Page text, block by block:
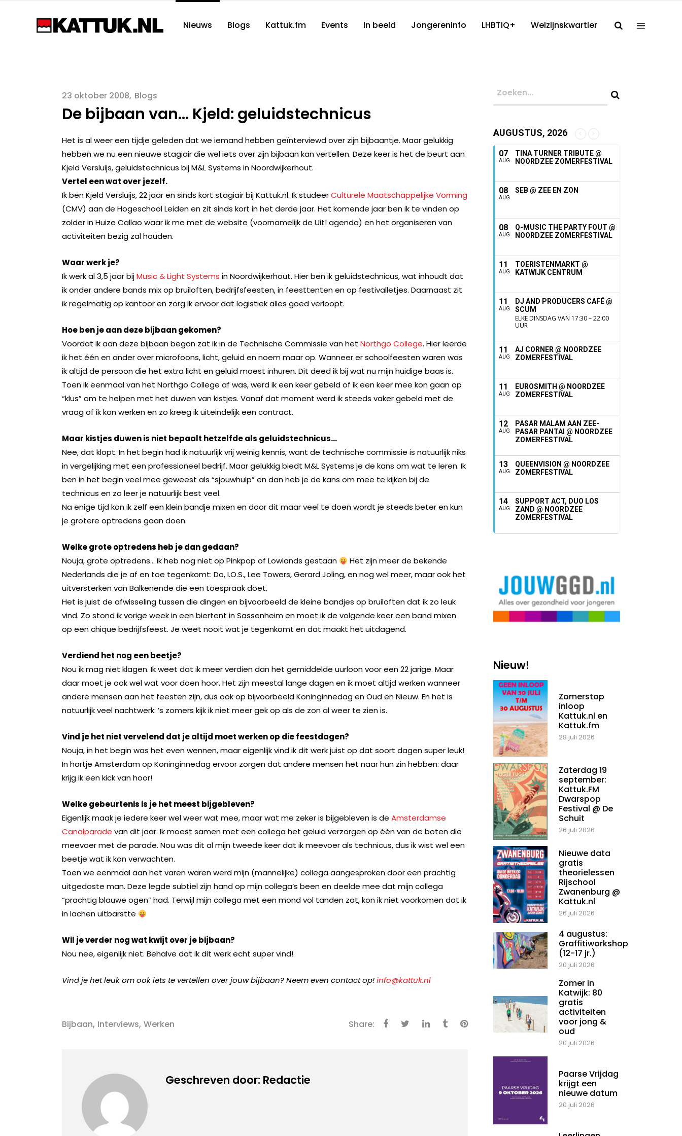
Nieuws Blogs Kattuk.fm Events In beeld Jongereninfo LHBTIQ+ Welzijnskwartier
23 oktober 2008 Blogs
De bijbaan van… Kjeld: geluidstechnicus
Het is al weer een tijdje geleden dat we iemand hebben geïnterviewd over zijn bijbaantje. Maar gelukkig
hebben we nu een nieuwe stagiair die wel iets over zijn bijbaan kan vertellen. Deze keer is het de beurt aan
Kjeld Versluijs, geluidstechnicus bij M&L Systems in Noordwijkerhout.
Vertel een wat over jezelf.
Ik ben Kjeld Versluijs, 22 jaar en sinds kort stagiair bij Kattuk.nl. Ik studeerCulturele Maatschappelijke Vorming
(CMV) aan de Hogeschool Leiden en zit sinds kort in het derde jaar. Het komende jaar ben ik te vinden op
zolder in Huize Callao waar ik me met de website (voornamelijk de Uit! agenda) en het organiseren van
activiteiten bezig zal houden.
Waar werk je?
Ik werk al 3,5 jaar bijMusic & Light Systems in Noordwijkerhout. Hier ben ik geluidstechnicus, wat inhoudt dat
ik onder andere bands mix op bruiloften, bedrijfsfeesten, in feesttenten en op festivalletjes. Daarnaast zit
ik regelmatig op kantoor en zorg ik ervoor dat logistiek alles goed verloopt.
Hoe ben je aan deze bijbaan gekomen?
Voordat ik aan deze bijbaan begon zat ik in de Technische Commissie van het Northgo College. Hier leerde
ik het één en ander over microfoons, licht, geluid en noem maar op. Wanneer er schoolfeesten waren was
ik altijd de persoon die het extra licht en geluid moest inhuren. Dit deed ik bij wat nu mijn huidige baas is.
Toen ik eenmaal van het Northgo College af was, werd ik een keer gebeld of ik een keer mee kon gaan op
“klus” om te helpen met het duwen van kistjes. Vanaf dat moment werd ik steeds vaker gebeld met de
vraag of ik kon werken en zo kreeg ik uiteindelijk een contract.
Maar kistjes duwen is niet bepaalt hetzelfde als geluidstechnicus…
Nee, dat klopt. In het begin had ik natuurlijk vrij weinig kennis, want de technische commissie is natuurlijk niks
in vergelijking met een professioneel bedrijf. Maar gelukkig biedt M&L Systems je de kans om wat te leren. Ik
ben in het begin veel mee geweest als “sjouwhulp” en dan heb je de kans om mee te kijken bij de
technicus en zo leer je natuurlijk best veel.
Na enige tijd kon ik zelf een klein bandje mixen en door dit maar veel te doen wordt je steeds beter en kun
je grotere optredens gaan doen.
Welke grote optredens heb je dan gedaan?
Nouja, grote optredens… Ik heb nog niet op Pinkpop of Lowlands gestaan
Het zijn meer de bekende
Nederlands die je af en toe tegenkomt: Do, I.O.S., Lee Towers, Gerard Joling, en nog wel meer, maar ook het
uitversterken van Balkenende die een toespraak doet.
Het is juist de afwisseling tussen die dingen en bijvoorbeeld de kleine bandjes op bruiloften dat ik zo leuk
vind. Zo stond ik vorige week in een biertent in Sassenheim en moet ik de volgende keer een band mixen
op een chique bedrijfsfeest. Je weet nooit wat je tegenkomt en dat maakt het uitdagend.
Verdiend het nog een beetje?
Nou ik mag niet klagen. Ik weet dat ik meer verdien dan het gemiddelde uurloon voor een 22 jarige. Maar
daar moet je ook wel wat voor doen hoor. Het zijn meestal lange dagen en ik moet altijd werken wanneer
andere mensen aan het feesten zijn, dus ook op bijvoorbeeld Koninginnedag en Oud en Nieuw. En het is
natuurlijk veel nachtwerk: ’s zomers kijk ik niet meer gek op als de zon al weer te zien is.
Vind je het niet vervelend dat je altijd moet werken op die feestdagen?
Nouja, in het begin was het even wennen, maar eigenlijk vind ik dit werk juist op dat soort dagen super leuk!
In hartje Amsterdam op Koninginnedag ervoor zorgen dat andere mensen het naar hun zin hebben: daar
krijg ik een kick van hoor!
Welke gebeurtenis is je het meest bijgebleven?
Eigenlijk maak je iedere keer wel weer wat mee, maar wat me zeker is bijgebleven is de Amsterdamse
Canalparade van dit jaar. Ik moest samen met een collega het geluid verzorgen op één van de boten die
meevoer met de parade. Nou was dit al mijn tweede keer dat ik meevoer als technicus, dus ik wist wel een
beetje wat ik kon verwachten.
Toen we eenmaal aan het varen waren werd mijn (mannelijke) collega aangesproken door een prachtig
uitgedoste man. Deze legde subtiel zijn hand op mijn collega’s been en deelde mee dat mijn collega
“prachtig blauwe ogen” had. Terwijl mijn collega met een mond vol tanden zat, kon ik niet voorkomen dat ik
in lachen uitbarstte
Wil je verder nog wat kwijt over je bijbaan?
Nou nee, eigenlijk niet. Behalve dat ik dit werk echt super vind!
Vind je het leuk om ook iets te vertellen over jouw bijbaan? Neem even contact op!info@kattuk.nl
Bijbaan, Interviews, Werken Share:
Geschreven door: Redactie
AUGUSTUS, 2026
07
AUG
TINA TURNER TRIBUTE @
NOORDZEE ZOMERFESTIVAL
08
AUG
SEB @ ZEE EN ZON
08
AUG
Q-MUSIC THE PARTY FOUT @
NOORDZEE ZOMERFESTIVAL
11
AUG
TOERISTENMARKT @
KATWIJK CENTRUM
11
AUG
DJ AND PRODUCERS CAFÉ @
SCUM
ELKE DINSDAG VAN 17:30 – 22:00
UUR
11
AUG
AJ CORNER @ NOORDZEE
ZOMERFESTIVAL
11
AUG
EUROSMITH @ NOORDZEE
ZOMERFESTIVAL
12
AUG
PASAR MALAM AAN ZEE-
PASAR PANTAI @ NOORDZEE
ZOMERFESTIVAL
13
AUG
QUEENVISION @ NOORDZEE
ZOMERFESTIVAL
14
AUG
SUPPORT ACT, DUO LOS
ZAND @ NOORDZEE
ZOMERFESTIVAL
Nieuw!
Zomerstop
inloop
Kattuk.nl en
Kattuk.fm
28 juli 2026
Zaterdag 19
september:
Kattuk.FM
Dwarspop
Festival @ De
Schuit
26 juli 2026
Nieuwe data
gratis
theorielessen
Rijschool
Zwanenburg @
Kattuk.nl
26 juli 2026
4 augustus:
Graffitiworkshop
(12-17 jr.)
20 juli 2026
Zomer in
Katwijk: 80
gratis
activiteiten
voor jong &
oud
20 juli 2026
Paarse Vrijdag
krijgt een
nieuwe datum
20 juli 2026